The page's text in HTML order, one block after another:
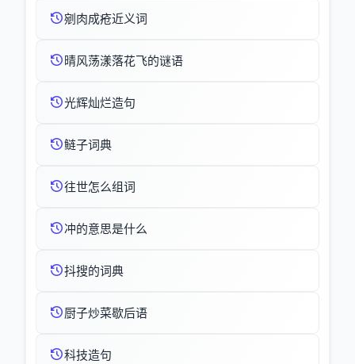
剜肉成疮近义词
晴风荡漾落花飞的谜语
光辉灿烂造句
鲢子词典
往世怎么组词
冲的意思是什么
抖搜的词典
厨子炒菜歇后语
科技造句